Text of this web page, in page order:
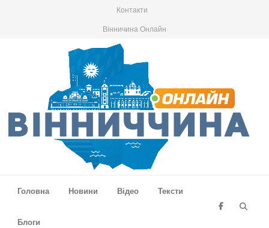
Контакти
Вінничина Онлайн
Головна
Новини Відео Тексти
Блоги